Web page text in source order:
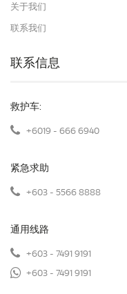
关于我们
联系我们
联系信息
救护车:
+6019 - 666 6940
紧急求助
+603 - 5566 8888
通用线路
+603 - 7491 9191
+603 - 7491 9191